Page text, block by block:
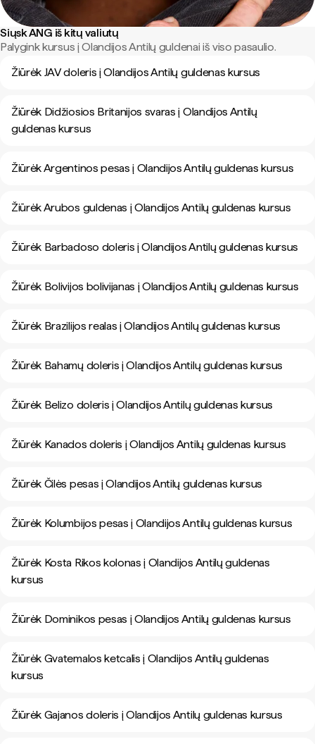
Siųsk ANG iš kitų valiutų
Palygink kursus į Olandijos Antilų guldenai iš viso pasaulio.
Žiūrėk JAV doleris į Olandijos Antilų guldenas kursus
Žiūrėk Didžiosios Britanijos svaras į Olandijos Antilų
guldenas kursus
Žiūrėk Argentinos pesas į Olandijos Antilų guldenas kursus
Žiūrėk Arubos guldenas į Olandijos Antilų guldenas kursus
Žiūrėk Barbadoso doleris į Olandijos Antilų guldenas kursus
Žiūrėk Bolivijos bolivijanas į Olandijos Antilų guldenas kursus
Žiūrėk Brazilijos realas į Olandijos Antilų guldenas kursus
Žiūrėk Bahamų doleris į Olandijos Antilų guldenas kursus
Žiūrėk Belizo doleris į Olandijos Antilų guldenas kursus
Žiūrėk Kanados doleris į Olandijos Antilų guldenas kursus
Žiūrėk Čilės pesas į Olandijos Antilų guldenas kursus
Žiūrėk Kolumbijos pesas į Olandijos Antilų guldenas kursus
Žiūrėk Kosta Rikos kolonas į Olandijos Antilų guldenas
kursus
Žiūrėk Dominikos pesas į Olandijos Antilų guldenas kursus
Žiūrėk Gvatemalos ketcalis į Olandijos Antilų guldenas
kursus
Žiūrėk Gajanos doleris į Olandijos Antilų guldenas kursus